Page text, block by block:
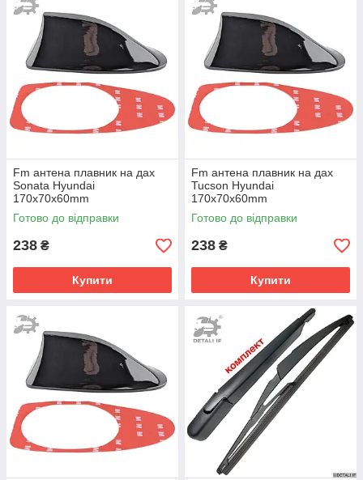
Fm антена плавник на дах
Sonata Hyundai
170х70х60mm
Готово до відправки
238 ₴
Купити
Fm антена плавник на дах
Tucson Hyundai
170х70х60mm
Готово до відправки
238 ₴
Купити